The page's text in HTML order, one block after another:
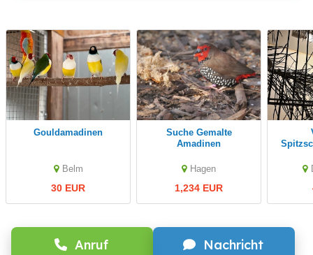
Anruf Nachricht
Gouldamadinen
Belm
30 EUR
Suche Gemalte
Amadinen
Hagen
1,234 EUR